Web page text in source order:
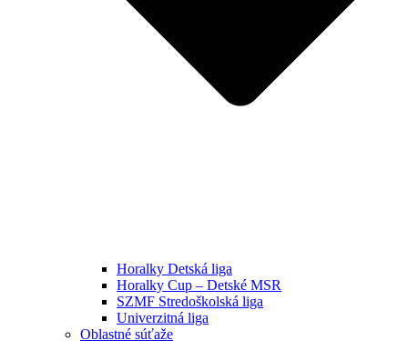
Horalky Detská liga
Horalky Cup – Detské MSR
SZMF Stredoškolská liga
Univerzitná liga
Oblastné súťaže